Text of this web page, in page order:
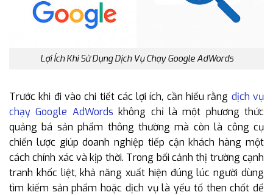
Lợi Ích Khi Sử Dụng Dịch Vụ Chạy Google AdWords
Trước khi đi vào chi tiết các lợi ích, cần hiểu rằng dịch vụ
chạy Google AdWords không chỉ là một phương thức
quảng bá sản phẩm thông thường mà còn là công cụ
chiến lược giúp doanh nghiệp tiếp cận khách hàng một
cách chính xác và kịp thời. Trong bối cảnh thị trường cạnh
tranh khốc liệt, khả năng xuất hiện đúng lúc người dùng
tìm kiếm sản phẩm hoặc dịch vụ là yếu tố then chốt để